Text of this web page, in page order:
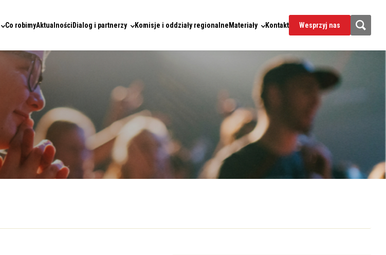
Co robimyAktualnościDialog i partnerzy Komisje i oddziały regionalneMateriały Kontakt Wesprzyj nas